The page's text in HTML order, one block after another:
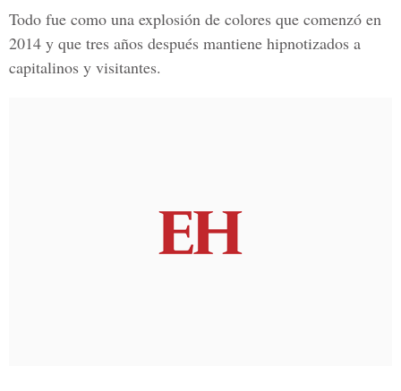
Todo fue como una explosión de colores que comenzó en
2014 y que tres años después mantiene hipnotizados a
capitalinos y visitantes.